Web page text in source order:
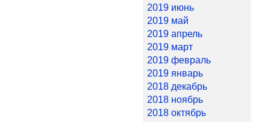
2019 июнь
2019 май
2019 апрель
2019 март
2019 февраль
2019 январь
2018 декабрь
2018 ноябрь
2018 октябрь